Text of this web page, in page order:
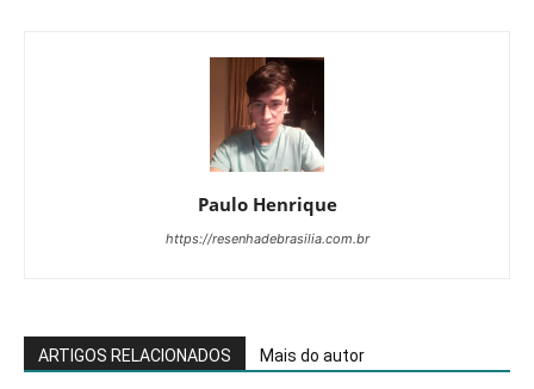
Paulo Henrique
https://resenhadebrasilia.com.br
ARTIGOS RELACIONADOS Mais do autor